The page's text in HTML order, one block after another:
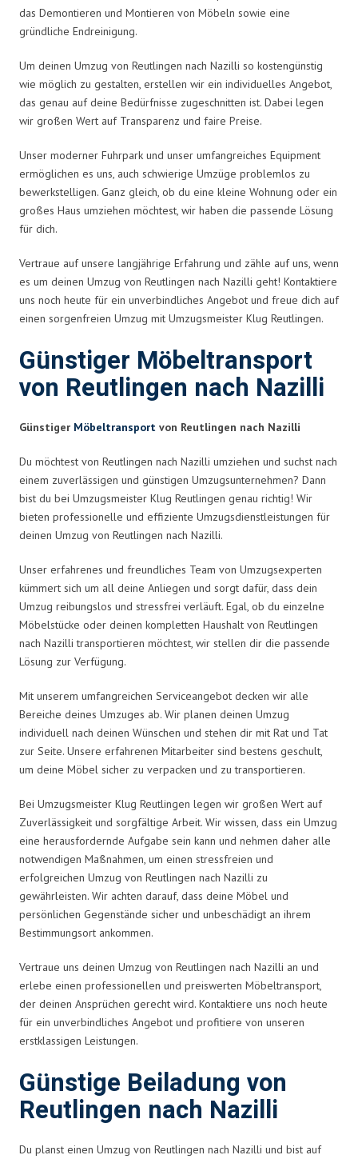
das Demontieren und Montieren von Möbeln sowie eine
gründliche Endreinigung.
Um deinen Umzug von Reutlingen nach Nazilli so kostengünstig
wie möglich zu gestalten, erstellen wir ein individuelles Angebot,
das genau auf deine Bedürfnisse zugeschnitten ist. Dabei legen
wir großen Wert auf Transparenz und faire Preise.
Unser moderner Fuhrpark und unser umfangreiches Equipment
ermöglichen es uns, auch schwierige Umzüge problemlos zu
bewerkstelligen. Ganz gleich, ob du eine kleine Wohnung oder ein
großes Haus umziehen möchtest, wir haben die passende Lösung
für dich.
Vertraue auf unsere langjährige Erfahrung und zähle auf uns, wenn
es um deinen Umzug von Reutlingen nach Nazilli geht! Kontaktiere
uns noch heute für ein unverbindliches Angebot und freue dich auf
einen sorgenfreien Umzug mit Umzugsmeister Klug Reutlingen.
Günstiger Möbeltransport
von Reutlingen nach Nazilli
Günstiger Möbeltransport von Reutlingen nach Nazilli
Du möchtest von Reutlingen nach Nazilli umziehen und suchst nach
einem zuverlässigen und günstigen Umzugsunternehmen? Dann
bist du bei Umzugsmeister Klug Reutlingen genau richtig! Wir
bieten professionelle und effiziente Umzugsdienstleistungen für
deinen Umzug von Reutlingen nach Nazilli.
Unser erfahrenes und freundliches Team von Umzugsexperten
kümmert sich um all deine Anliegen und sorgt dafür, dass dein
Umzug reibungslos und stressfrei verläuft. Egal, ob du einzelne
Möbelstücke oder deinen kompletten Haushalt von Reutlingen
nach Nazilli transportieren möchtest, wir stellen dir die passende
Lösung zur Verfügung.
Mit unserem umfangreichen Serviceangebot decken wir alle
Bereiche deines Umzuges ab. Wir planen deinen Umzug
individuell nach deinen Wünschen und stehen dir mit Rat und Tat
zur Seite. Unsere erfahrenen Mitarbeiter sind bestens geschult,
um deine Möbel sicher zu verpacken und zu transportieren.
Bei Umzugsmeister Klug Reutlingen legen wir großen Wert auf
Zuverlässigkeit und sorgfältige Arbeit. Wir wissen, dass ein Umzug
eine herausfordernde Aufgabe sein kann und nehmen daher alle
notwendigen Maßnahmen, um einen stressfreien und
erfolgreichen Umzug von Reutlingen nach Nazilli zu
gewährleisten. Wir achten darauf, dass deine Möbel und
persönlichen Gegenstände sicher und unbeschädigt an ihrem
Bestimmungsort ankommen.
Vertraue uns deinen Umzug von Reutlingen nach Nazilli an und
erlebe einen professionellen und preiswerten Möbeltransport,
der deinen Ansprüchen gerecht wird. Kontaktiere uns noch heute
für ein unverbindliches Angebot und profitiere von unseren
erstklassigen Leistungen.
Günstige Beiladung von
Reutlingen nach Nazilli
Du planst einen Umzug von Reutlingen nach Nazilli und bist auf